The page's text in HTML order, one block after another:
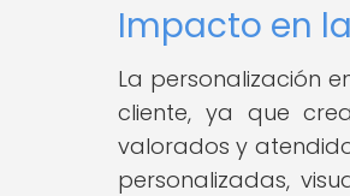
Impacto en
La personalización
cliente, ya que
valorados y
personalizadas,